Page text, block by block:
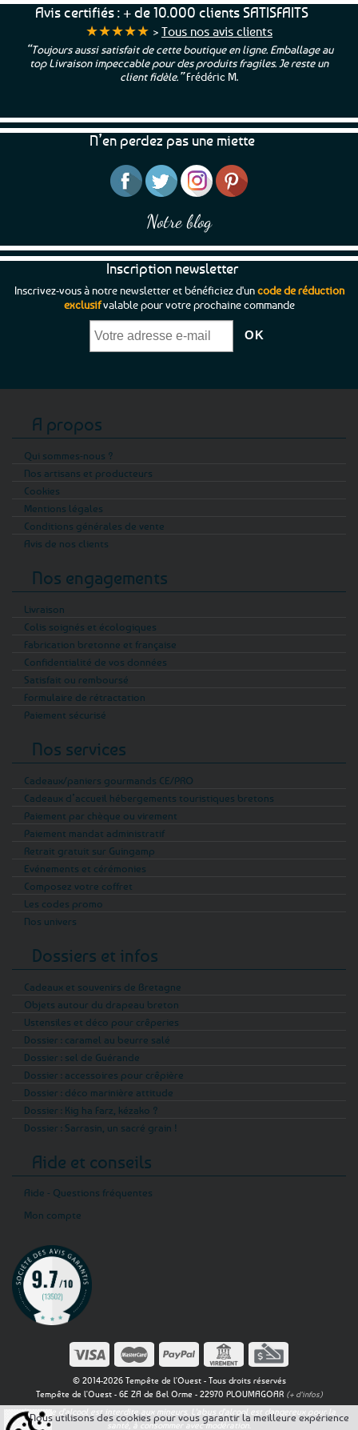
a
plusieurs
variations.
Les
options
choisies
sur
page
du
produit
Avis certifiés : + de 10.000 clients SATISFAITS
★★★★★ > Tous nos avis clients
“Toujours aussi satisfait de cette boutique en ligne. Emballage au
top Livraison impeccable pour des produits fragiles. Je reste un
client fidèle.”Frédéric M.
N’en perdez pas une miette
Notre blog
Inscription newsletter
Inscrivez-vous à notre newsletter et bénéficiez d'uncode de réduction
exclusifvalable pour votre prochaine commande
A propos
Qui sommes-nous ?
Nos artisans et producteurs
Cookies
Mentions légales
Conditions générales de vente
Avis de nos clients
Nos engagements
Livraison
Colis soignés et écologiques
Fabrication bretonne et française
Confidentialité de vos données
Satisfait ou remboursé
Formulaire de rétractation
Paiement sécurisé
Nos services
Cadeaux/paniers gourmands CE/PRO
Cadeaux d’accueil hébergements touristiques bretons
Paiement par chèque ou virement
Paiement mandat administratif
Retrait gratuit sur Guingamp
Evénements et cérémonies
Composez votre coffret
Les codes promo
Nos univers
Dossiers et infos
Cadeaux et souvenirs de Bretagne
Objets autour du drapeau breton
Ustensiles et déco pour crêperies
Dossier : caramel au beurre salé
Dossier : sel de Guérande
Dossier : accessoires pour crêpière
Dossier : déco marinière attitude
Dossier : Kig ha Farz, kézako ?
Dossier : Sarrasin, un sacré grain !
Aide et conseils
Aide - Questions fréquentes
Mon compte
© 2014-2026 Tempête de l'Ouest - Tous droits réservés
Tempête de l'Ouest - 6E ZA de Bel Orme - 22970 PLOUMAGOAR (+ d'infos)
La vente d'alcool est interdite aux mineurs. L'abus d'alcool est dangereux pour la
santé, à consommer avec modération.
Nous utilisons des cookies pour vous garantir la meilleure expérience